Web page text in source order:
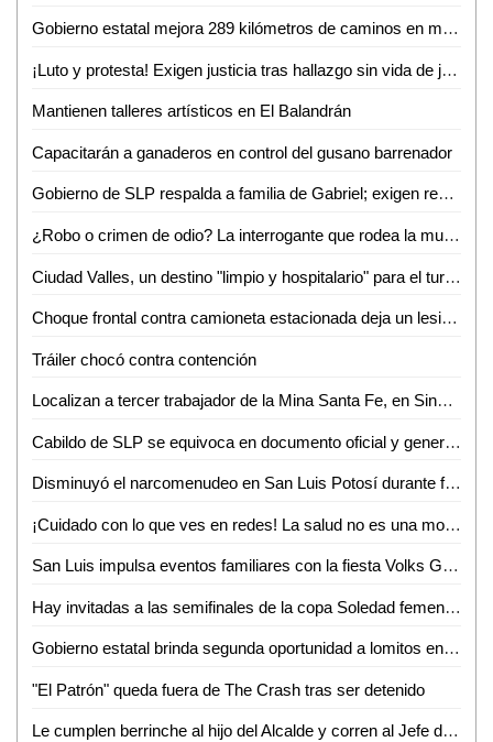
Gobierno estatal mejora 289 kilómetros de caminos en marzo
¡Luto y protesta! Exigen justicia tras hallazgo sin vida de joven enfermero vallense
Mantienen talleres artísticos en El Balandrán
Capacitarán a ganaderos en control del gusano barrenador
Gobierno de SLP respalda a familia de Gabriel; exigen resultados a la Fiscalía de Valles
¿Robo o crimen de odio? La interrogante que rodea la muerte de Gabriel García Balleza
Ciudad Valles, un destino "limpio y hospitalario" para el turismo nacional: Ana Pelayo
Choque frontal contra camioneta estacionada deja un lesionado en la colonia Obrera
Tráiler chocó contra contención
Localizan a tercer trabajador de la Mina Santa Fe, en Sinaloa
Cabildo de SLP se equivoca en documento oficial y genera confusión en cambio de nombre de avenida
Disminuyó el narcomenudeo en San Luis Potosí durante febrero
¡Cuidado con lo que ves en redes! La salud no es una moda, advierte nutrióloga
San Luis impulsa eventos familiares con la fiesta Volks Girls
Hay invitadas a las semifinales de la copa Soledad femenil 2026
Gobierno estatal brinda segunda oportunidad a lomitos en la Guardia Civil
"El Patrón" queda fuera de The Crash tras ser detenido
Le cumplen berrinche al hijo del Alcalde y corren al Jefe de la GCE